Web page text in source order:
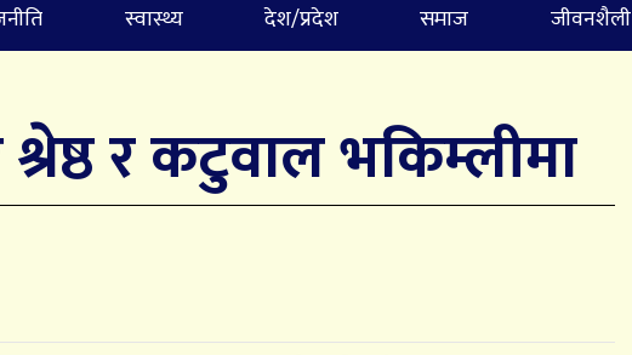
स्वास्थ्य देश/प्रदेश समाज जीवनशैली
र कटुवाल भकिम्लीमा